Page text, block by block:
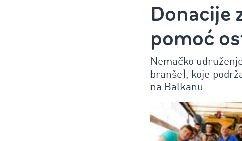
Donacije
pomoć
Nemačko
branše), koje
na Balkanu